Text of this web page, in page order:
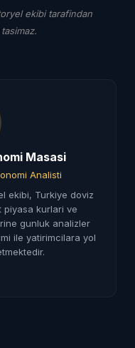
ekibi tarafindan
Masasi
Analisti
ekibi, Turkiye doviz
piyasa kurlari ve
gunluk analizler
ile yatirimcilara yol